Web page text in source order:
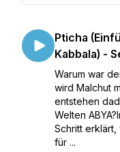
Pticha
Kabbala) -
Warum war
wird Malchut
entstehen
Welten
Schritt erklärt,
für ...